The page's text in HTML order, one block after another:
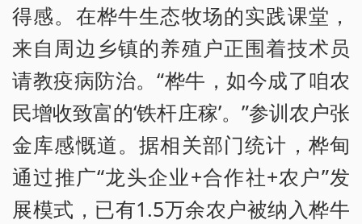
得感。在桦牛生态牧场的实践课堂，
来自周边乡镇的养殖户正围着技术员
请教疫病防治。“桦牛，如今成了咱农
民增收致富的‘铁杆庄稼’。”参训农户张
金库感慨道。据相关部门统计，桦甸
通过推广“龙头企业+合作社+农户”发
展模式，已有1.5万余农户被纳入桦牛